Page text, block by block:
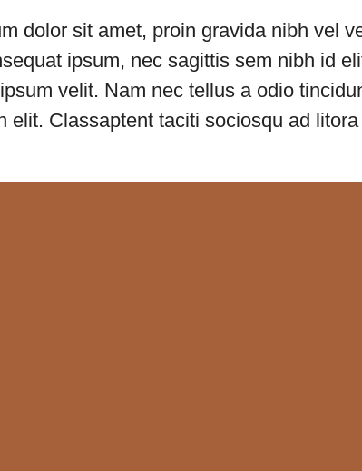
dolor sit amet, proin gravida nibh vel
ipsum, nec sagittis sem nibh id
velit. Nam nec tellus a odio
elit. Classaptent taciti sociosqu ad